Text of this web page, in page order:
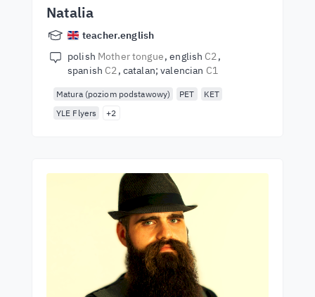
Natalia
teacher.english
polish Mother tongue english C2
spanish C2 catalan; valencian C1
Matura (poziom podstawowy) PET
KET
YLE Flyers
+2